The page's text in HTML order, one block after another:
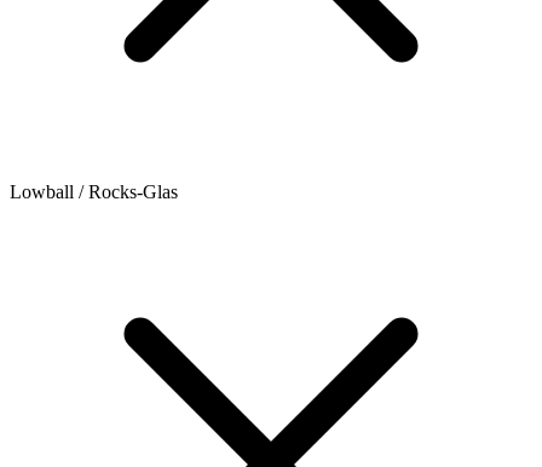
Lowball / Rocks-Glas